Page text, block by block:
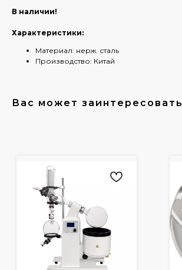
В наличии!
Характеристики:
Материал: нерж. сталь
Производство: Китай
Вас может заинтересовать